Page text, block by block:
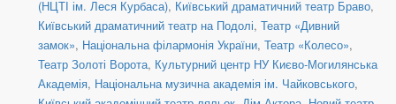
(НЦТІ ім. Леся Курбаса), Київський драматичний театр Браво,
Київський драматичний театр на Подолі, Театр «Дивний
замок», Національна філармонія України, Театр «Колесо»,
Театр Золоті Ворота, Культурний центр НУ Києво-Могилянська
Академія, Національна музична академія ім. Чайковського,